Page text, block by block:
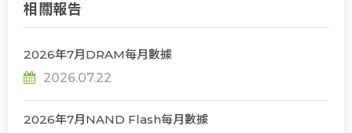
相關報告
2026年7月DRAM每月數據
2026.07.22
2026年7月NAND Flash每月數據